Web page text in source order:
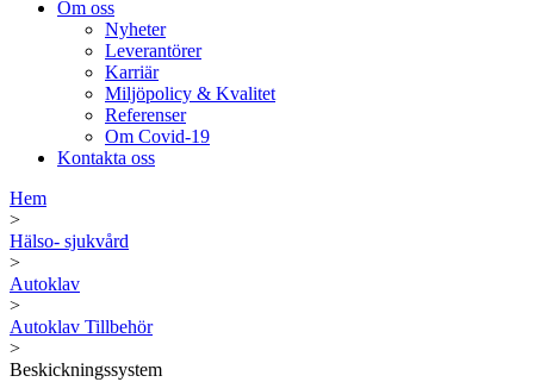
Om oss
Nyheter
Leverantörer
Karriär
Miljöpolicy & Kvalitet
Referenser
Om Covid-19
Kontakta oss
Hem
>
Hälso- sjukvård
>
Autoklav
>
Autoklav Tillbehör
>
Beskickningssystem